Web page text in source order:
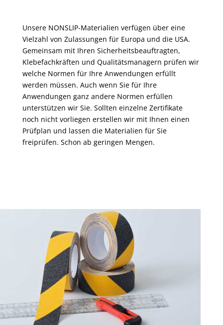
Unsere NONSLIP-Materialien verfügen über eine
Vielzahl von Zulassungen für Europa und die USA.
Gemeinsam mit Ihren Sicherheitsbeauftragten,
Klebefachkräften und Qualitätsmanagern prüfen wir
welche Normen für Ihre Anwendungen erfüllt
werden müssen. Auch wenn Sie für Ihre
Anwendungen ganz andere Normen erfüllen
unterstützen wir Sie. Sollten einzelne Zertifikate
noch nicht vorliegen erstellen wir mit Ihnen einen
Prüfplan und lassen die Materialien für Sie
freiprüfen. Schon ab geringen Mengen.